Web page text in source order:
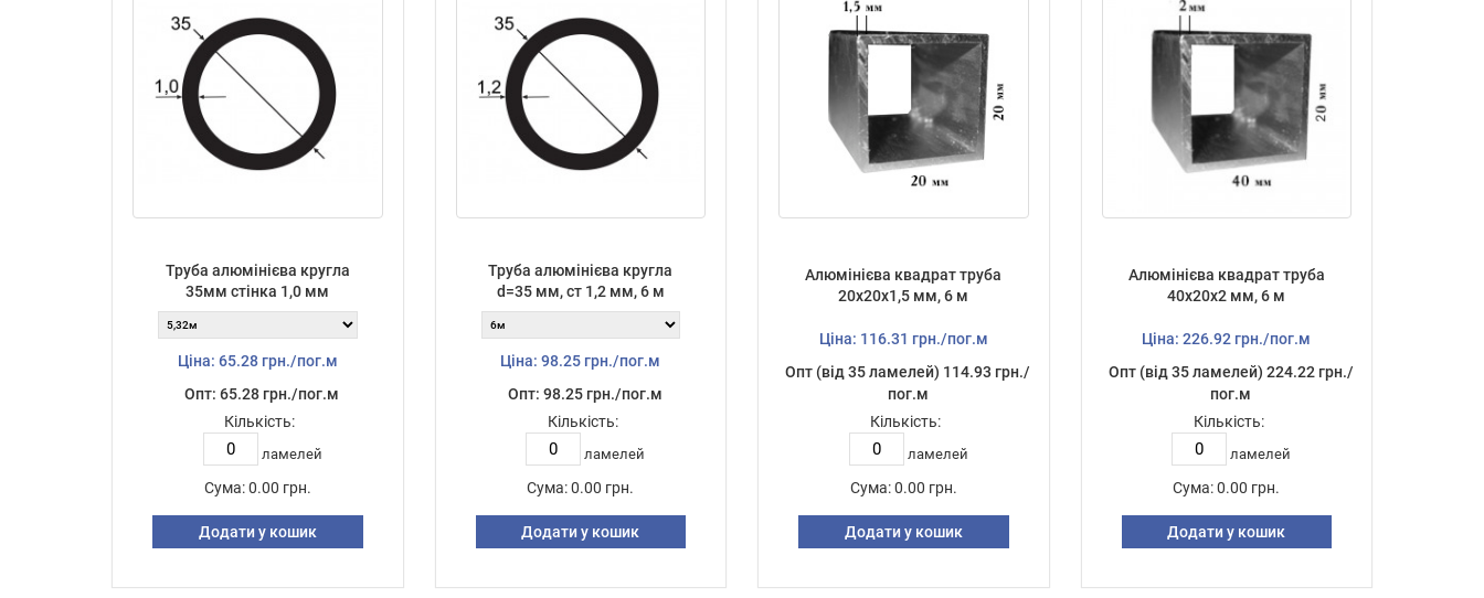
Труба алюмінієва кругла
35мм стінка 1,0 мм
Ціна: 65.28 грн./пог.м
Опт: 65.28 грн./пог.м
Кількість:
ламелей
Сума: 0.00 грн.
Додати у кошик
Труба алюмінієва кругла
d=35 мм, ст 1,2 мм, 6 м
Ціна: 98.25 грн./пог.м
Опт: 98.25 грн./пог.м
Кількість:
ламелей
Сума: 0.00 грн.
Додати у кошик
Алюмінієва квадрат труба
20х20х1,5 мм, 6 м
Ціна: 116.31 грн./пог.м
Опт (від 35 ламелей) 114.93 грн./
пог.м
Кількість:
ламелей
Сума: 0.00 грн.
Додати у кошик
Алюмінієва квадрат труба
40х20х2 мм, 6 м
Ціна: 226.92 грн./пог.м
Опт (від 35 ламелей) 224.22 грн./
пог.м
Кількість:
ламелей
Сума: 0.00 грн.
Додати у кошик